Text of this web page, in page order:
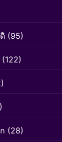
(95)
(122)
(28)